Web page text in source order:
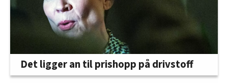
Det ligger an til prishopp på drivstoff